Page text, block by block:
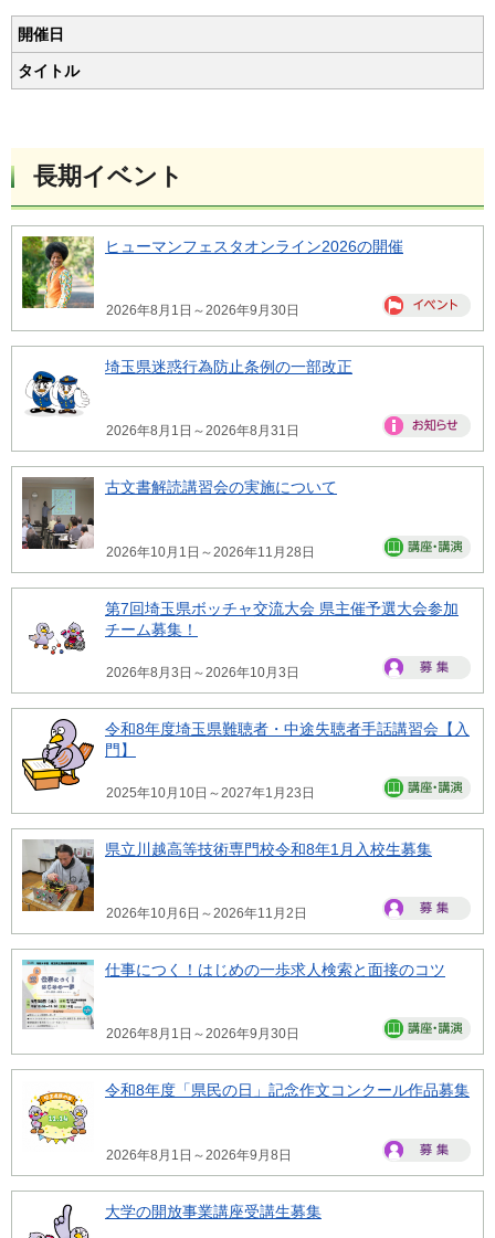
開催日
タイトル
長期イベント
ヒューマンフェスタオンライン2026の開催
2026年8月1日～2026年9月30日
埼玉県迷惑行為防止条例の一部改正
2026年8月1日～2026年8月31日
古文書解読講習会の実施について
2026年10月1日～2026年11月28日
第7回埼玉県ボッチャ交流大会 県主催予選大会参加
チーム募集！
2026年8月3日～2026年10月3日
令和8年度埼玉県難聴者・中途失聴者手話講習会【入
門】
2025年10月10日～2027年1月23日
県立川越高等技術専門校令和8年1月入校生募集
2026年10月6日～2026年11月2日
仕事につく！はじめの一歩求人検索と面接のコツ
2026年8月1日～2026年9月30日
令和8年度「県民の日」記念作文コンクール作品募集
2026年8月1日～2026年9月8日
大学の開放事業講座受講生募集